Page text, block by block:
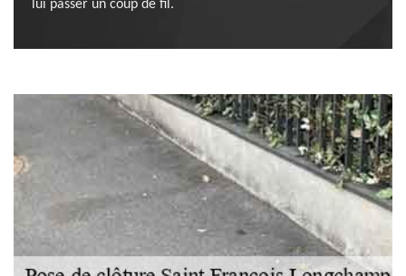
lui passer un coup de fil.